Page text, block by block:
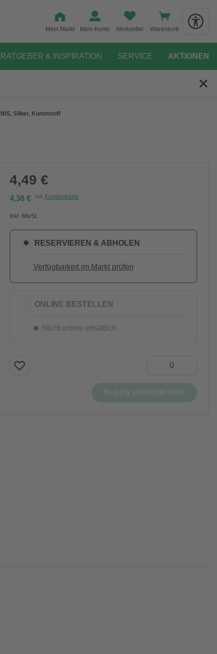
Mein Markt Mein Konto Merkzettel Warenkorb
RATGEBER & INSPIRATION SERVICE AKTIONEN
Silber, Kunststoff
4,49 €
4,36 € mit Kundenkarte
Inkl. MwSt.
RESERVIEREN & ABHOLEN
Verfügbarkeit im Markt prüfen
ONLINE BESTELLEN
Nicht online erhältlich